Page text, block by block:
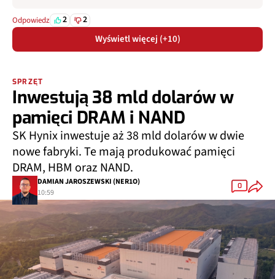
Odpowiedz 2 2
Wyświetl więcej (+10)
SPRZĘT
Inwestują 38 mld dolarów w
pamięci DRAM i NAND
SK Hynix inwestuje aż 38 mld dolarów w dwie
nowe fabryki. Te mają produkować pamięci
DRAM, HBM oraz NAND.
DAMIAN JAROSZEWSKI (NER1O)
10:59
0